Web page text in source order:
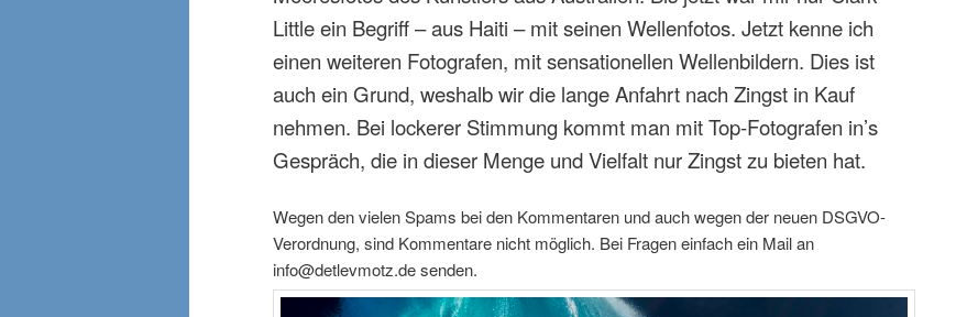
Little ein Begriff – aus Haiti – mit seinen Wellenfotos. Jetzt kenne ich
einen weiteren Fotografen, mit sensationellen Wellenbildern. Dies ist
auch ein Grund, weshalb wir die lange Anfahrt nach Zingst in Kauf
nehmen. Bei lockerer Stimmung kommt man mit Top-Fotografen in’s
Gespräch, die in dieser Menge und Vielfalt nur Zingst zu bieten hat.
Wegen den vielen Spams bei den Kommentaren und auch wegen der neuen DSGVO-
Verordnung, sind Kommentare nicht möglich. Bei Fragen einfach ein Mail an
info@detlevmotz.de senden.